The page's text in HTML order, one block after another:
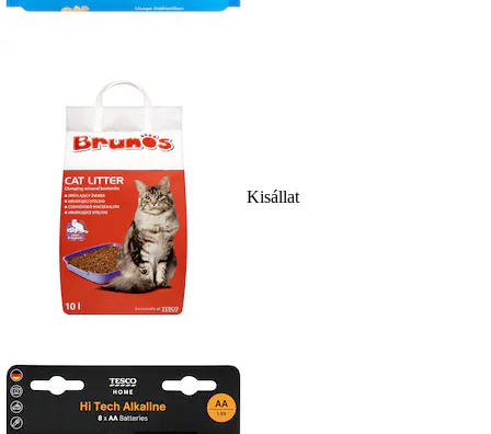
Kisállat